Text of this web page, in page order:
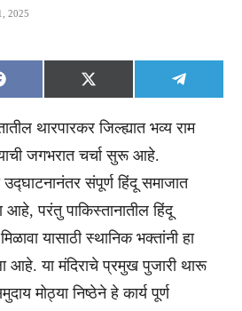
2025
Share
on
Facebook
Share
on
X
(Twitter)
Share
on
थारपारकर जिल्ह्यात भव्य राम
जगभरात चर्चा सुरू आहे.
उद्घाटनानंतर संपूर्ण हिंदू समाजात
आहे, परंतु पाकिस्तानातील हिंदू
यासाठी स्थानिक भक्तांनी हा
आहे. या मंदिराचे प्रमुख पुजारी थारू
मोठ्या निष्ठेने हे कार्य पूर्ण